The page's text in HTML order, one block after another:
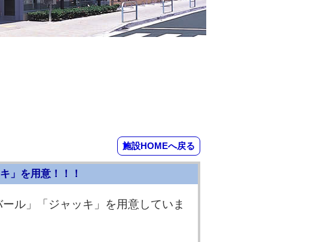
施設HOMEへ戻る
」を用意！！！
ル」「ジャッキ」を用意していま